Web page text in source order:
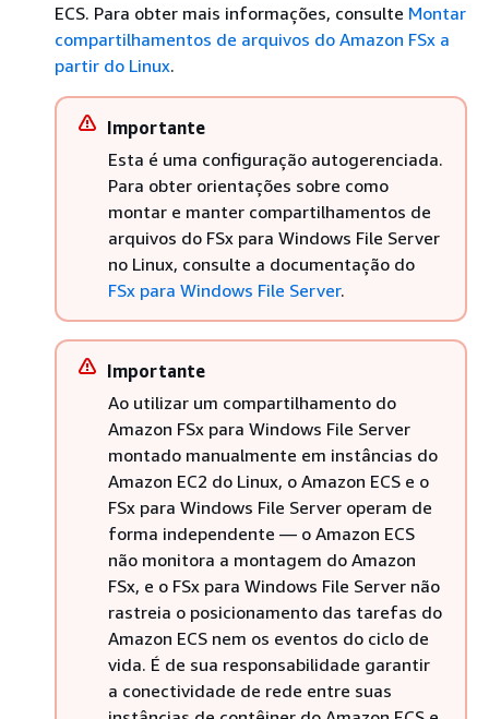
ECS. Para obter mais informações, consulte Montar
compartilhamentos de arquivos do Amazon FSx a
partir do Linux.
Importante
Esta é uma configuração autogerenciada.
Para obter orientações sobre como
montar e manter compartilhamentos de
arquivos do FSx para Windows File Server
no Linux, consulte a documentação do
FSx para Windows File Server.
Importante
Ao utilizar um compartilhamento do
Amazon FSx para Windows File Server
montado manualmente em instâncias do
Amazon EC2 do Linux, o Amazon ECS e o
FSx para Windows File Server operam de
forma independente — o Amazon ECS
não monitora a montagem do Amazon
FSx, e o FSx para Windows File Server não
rastreia o posicionamento das tarefas do
Amazon ECS nem os eventos do ciclo de
vida. É de sua responsabilidade garantir
a conectividade de rede entre suas